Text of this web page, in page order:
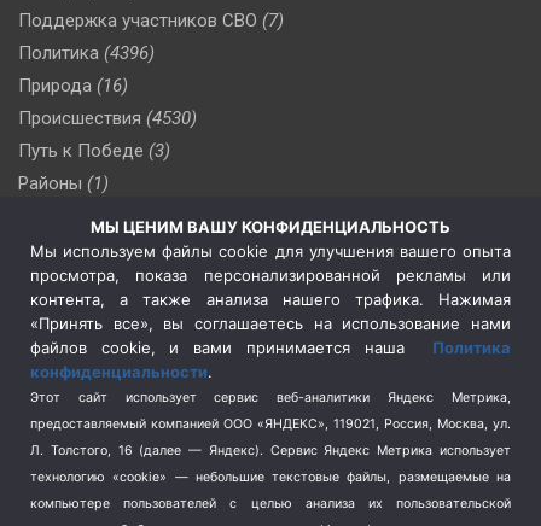
Поддержка участников СВО (7)
Политика (4396)
Природа (16)
Происшествия (4530)
Путь к Победе (3)
Районы (1)
(510)
Сельское хозяйство (3)
Социальная политика
(3)
Спецоперация в Украине
Спецоперация на Украине
(404)
Спорт (740)
Терроризм (1)
Транспорт (262)
Туризм (178)
МЫ ЦЕНИМ ВАШУ КОНФИДЕНЦИАЛЬНОСТЬ
Мы используем файлы cookie для улучшения вашего опыта
просмотра, показа персонализированной рекламы или
контента, а также анализа нашего трафика. Нажимая
«Принять все», вы соглашаетесь на использование нами
файлов cookie, и вами принимается наша Политика
конфиденциальности.
Этот сайт использует сервис веб-аналитики Яндекс Метрика,
предоставляемый компанией ООО «ЯНДЕКС», 119021, Россия, Москва, ул.
Л. Толстого, 16 (далее — Яндекс). Сервис Яндекс Метрика использует
технологию «cookie» — небольшие текстовые файлы, размещаемые на
компьютере пользователей с целью анализа их пользовательской